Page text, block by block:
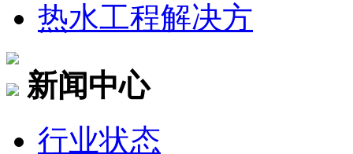
热水工程解决方
新闻中心
行业状态